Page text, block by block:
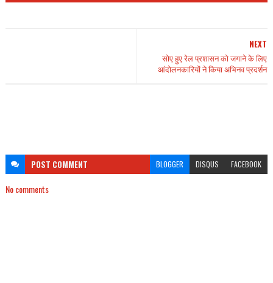
NEXT
सोए हुए रेल प्रशासन को जगाने के लिए
आंदोलनकारियों ने किया अभिनव प्रदर्शन
POST COMMENT BLOGGER DISQUS FACEBOOK
No comments